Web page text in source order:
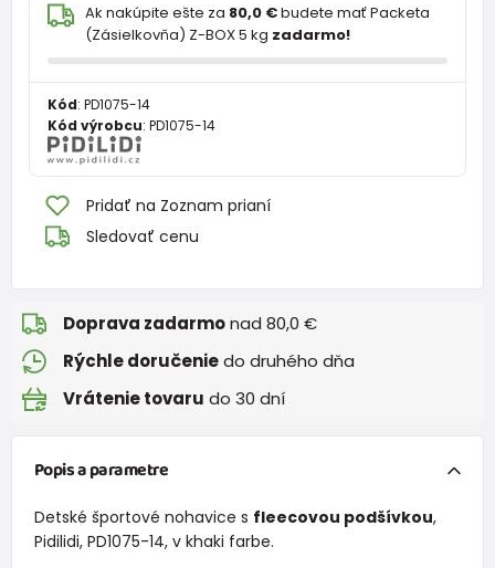
Ak nakúpite ešte za 80,0 €budete mať Packeta
(Zásielkovňa) Z-BOX 5 kg zadarmo!
Kód: PD1075-14
Kód výrobcu: PD1075-14
Pridať na Zoznam prianí
Sledovať cenu
Doprava zadarmonad 80,0 €
Rýchle doručeniedo druhého dňa
Vrátenie tovaru do 30 dní
Popis a parametre
Detské športové nohavice s fleecovou podšívkou,
Pidilidi, PD1075-14, v khaki farbe.